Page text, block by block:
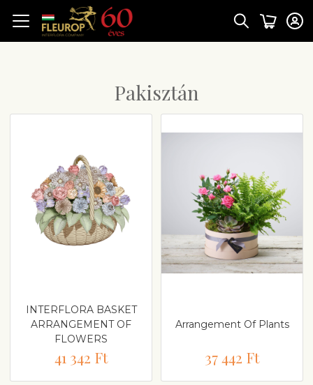
Pakisztán
INTERFLORA BASKET
ARRANGEMENT OF
FLOWERS
41 342 Ft
Arrangement Of Plants
37 442 Ft